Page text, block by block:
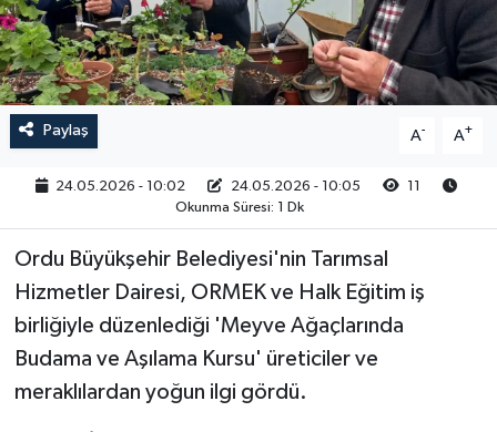
Paylaş A- A+
24.05.2026 - 10:02 24.05.2026 - 10:05
11
Okunma Süresi: 1 Dk
Ordu Büyükşehir Belediyesi'nin Tarımsal
Hizmetler Dairesi, ORMEK ve Halk Eğitim iş
birliğiyle düzenlediği 'Meyve Ağaçlarında
Budama ve Aşılama Kursu' üreticiler ve
meraklılardan yoğun ilgi gördü.
RESMİ İLAN